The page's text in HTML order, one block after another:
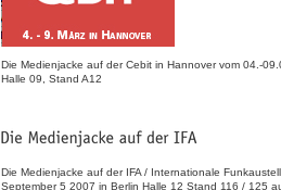
Die Medienjacke auf der Cebit in Hannover vom 04.-
Halle 09, Stand A12
Die Medienjacke auf der IFA / Internationale
September 5 2007 in Berlin Halle 12 Stand 116 / 125